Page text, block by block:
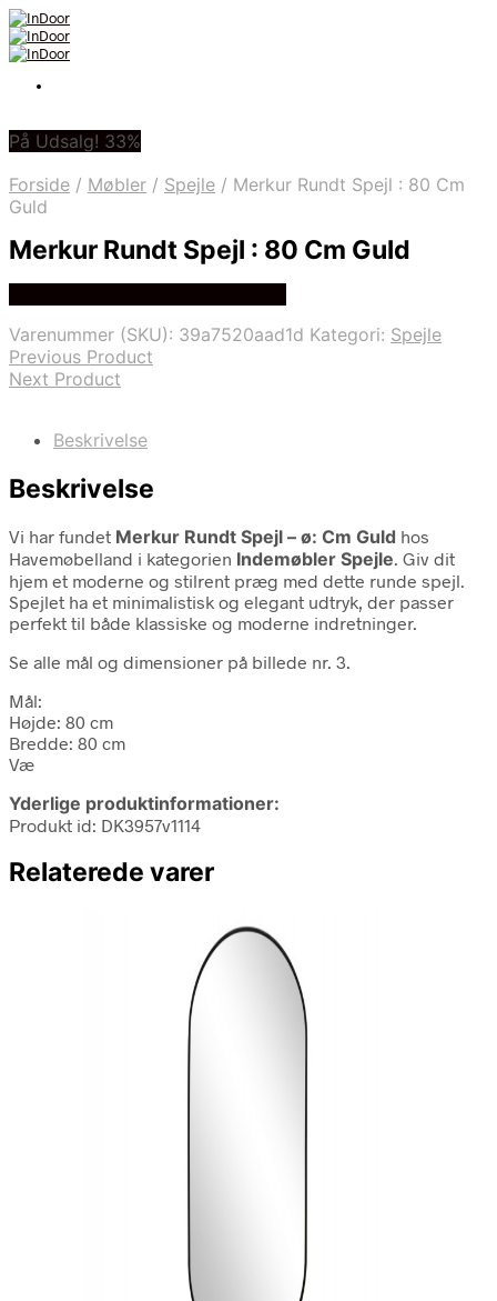
På Udsalg! 33%
Forside / Møbler / Spejle / Merkur Rundt Spejl : 80 Cm
Guld
Merkur Rundt Spejl : 80 Cm Guld
Varenummer (SKU): 39a7520aad1d Kategori: Spejle
Previous Product
Next Product
Beskrivelse
Beskrivelse
Vi har fundet Merkur Rundt Spejl – ø: Cm Guld hos
Havemøbelland i kategorien Indemøbler Spejle. Giv dit
hjem et moderne og stilrent præg med dette runde spejl.
Spejlet ha et minimalistisk og elegant udtryk, der passer
perfekt til både klassiske og moderne indretninger.
Se alle mål og dimensioner på billede nr. 3.
Mål:
Højde: 80 cm
Bredde: 80 cm
Væ
Yderlige produktinformationer:
Produkt id: DK3957v1114
Relaterede varer